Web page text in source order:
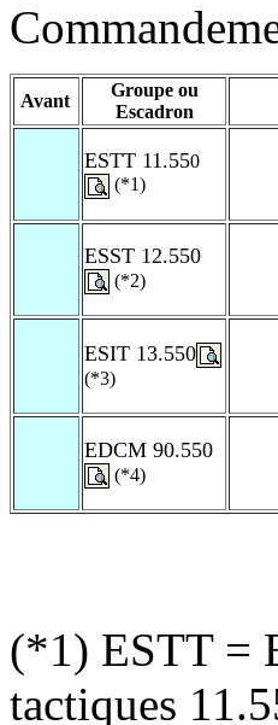
Avant
Groupe ou
Escadron
ESTT 11.550
(*1)
ESST 12.550
(*2)
ESIT 13.550
(*3)
EDCM 90.550
(*4)
(*1) ESTT =
tactiques